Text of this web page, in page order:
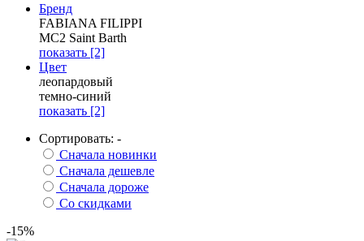
Бренд
FABIANA FILIPPI
MC2 Saint Barth
показать [2]
Цвет
леопардовый
темно-синий
показать [2]
Сортировать: -
Сначала новинки
Сначала дешевле
Сначала дороже
Со скидками
-15%